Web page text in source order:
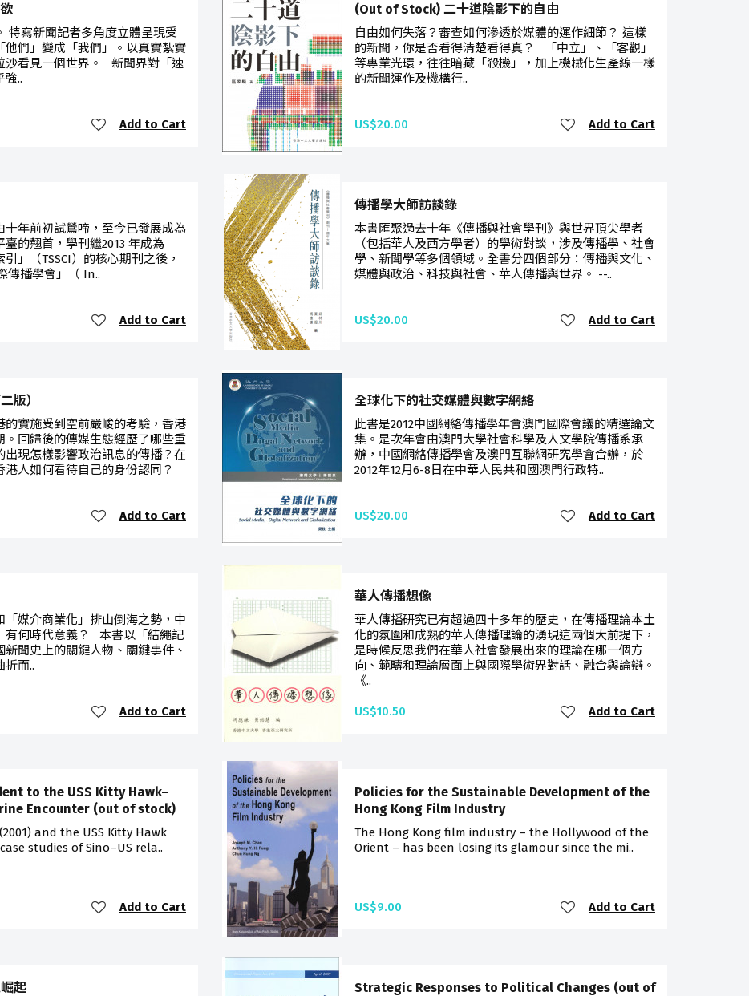
特寫新聞記者多角度立體呈現受
他們」變成「我們」。以真實紮實
沙看見一個世界。 新聞界對「速
強..
Add to Cart
(Out of Stock) 二十道陰影下的自由
自由如何失落？審查如何滲透於媒體的運作細節？ 這樣
的新聞，你是否看得清楚看得真？ 「中立」、「客觀」
等專業光環，往往暗藏「殺機」，加上機械化生產線一樣
的新聞運作及機構行..
US$20.00 Add to Cart
十年前初試鶯啼，至今已發展成為
的翹首，學刊繼2013 年成為
引」（TSSCI）的核心期刊之後，
傳播學會」（ In..
Add to Cart
傳播學大師訪談錄
本書匯聚過去十年《傳播與社會學刊》與世界頂尖學者
（包括華人及西方學者）的學術對談，涉及傳播學、社會
學、新聞學等多個領域。全書分四個部分：傳播與文化、
媒體與政治、科技與社會、華人傳播與世界。 --..
US$20.00 Add to Cart
版）
的實施受到空前嚴峻的考驗，香港
。回歸後的傳媒生態經歷了哪些重
出現怎樣影響政治訊息的傳播？在
人如何看待自己的身份認同？
Add to Cart
全球化下的社交媒體與數字網絡
此書是2012中國網絡傳播學年會澳門國際會議的精選論文
集。是次年會由澳門大學社會科學及人文學院傳播系承
辦，中國網絡傳播學會及澳門互聯網研究學會合辦，於
2012年12月6-8日在中華人民共和國澳門行政特..
US$20.00 Add to Cart
「媒介商業化」排山倒海之勢，中
有何時代意義？ 本書以「結繩記
聞史上的關鍵人物、關鍵事件、
折而..
Add to Cart
華人傳播想像
華人傳播研究已有超過四十多年的歷史，在傳播理論本土
化的氛圍和成熟的華人傳播理論的湧現這兩個大前提下，
是時候反思我們在華人社會發展出來的理論在哪一個方
向、範疇和理論層面上與國際學術界對話、融合與論辯。
《..
US$10.50 Add to Cart
to the USS Kitty Hawk–
Encounter (out of stock)
and the USS Kitty Hawk
studies of Sino–US rela..
Add to Cart
Policies for the Sustainable Development of the
Hong Kong Film Industry
The Hong Kong film industry – the Hollywood of the
Orient – has been losing its glamour since the mi..
US$9.00 Add to Cart
起
Strategic Responses to Political Changes (out of